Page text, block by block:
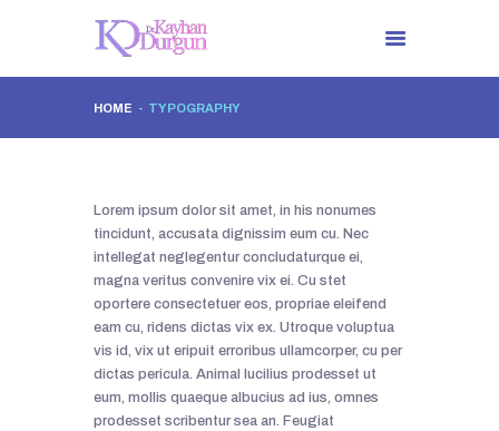
HOME TYPOGRAPHY
TÜM UYGULAMALAR
İLETIŞIM
Lorem ipsum dolor sit amet, in his nonumes
tincidunt, accusata dignissim eum cu. Nec
intellegat neglegentur concludaturque ei,
magna veritus convenire vix ei. Cu stet
oportere consectetuer eos, propriae eleifend
eam cu, ridens dictas vix ex. Utroque voluptua
vis id, vix ut eripuit erroribus ullamcorper, cu per
dictas pericula. Animal lucilius prodesset ut
eum, mollis quaeque albucius ad ius, omnes
prodesset scribentur sea an. Feugiat